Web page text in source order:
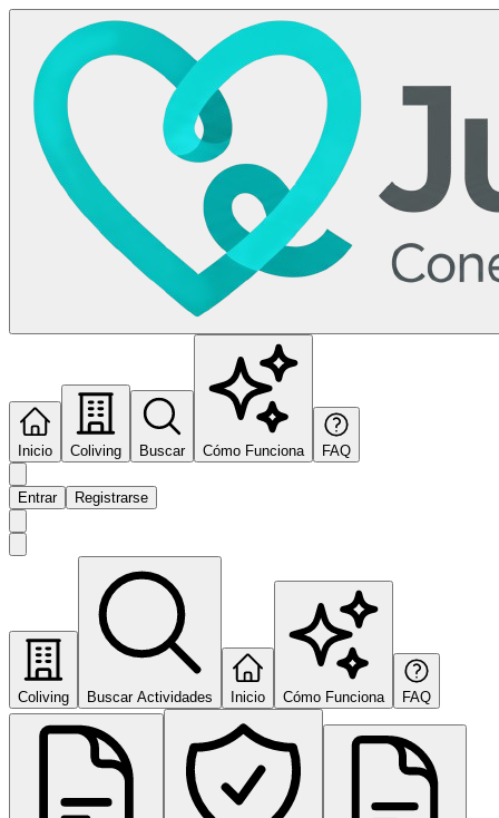
Inicio Coliving Buscar Cómo Funciona FAQ
Entrar Registrarse
Coliving Buscar Actividades Inicio Cómo Funciona FAQ